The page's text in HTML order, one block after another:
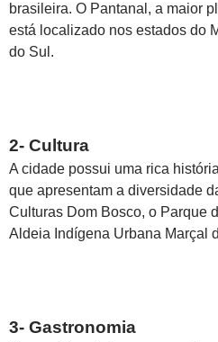
brasileira. O Pantanal, a maior
está localizado nos estados do
do Sul.
2- Cultura
A cidade possui uma rica
que apresentam a diversidade
Culturas Dom Bosco, o Parque
Aldeia Indígena Urbana Marçal
3- Gastronomia